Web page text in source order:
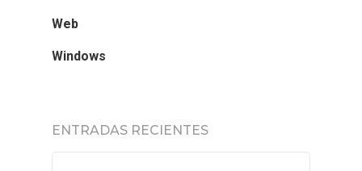
Web
Windows
ENTRADAS RECIENTES